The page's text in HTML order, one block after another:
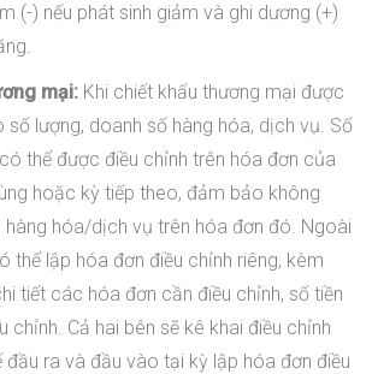
(-) nếu phát sinh giảm và ghi dương (+)
mại:Khi chiết khấu thương mại được
số lượng, doanh số hàng hóa, dịch vụ. Số
thể được điều chỉnh trên hóa đơn của
hoặc kỳ tiếp theo, đảm bảo không
hóa/dịch vụ trên hóa đơn đó. Ngoài
thể lập hóa đơn điều chỉnh riêng, kèm
tiết các hóa đơn cần điều chỉnh, số tiền
chỉnh. Cả hai bên sẽ kê khai điều chỉnh
đầu ra và đầu vào tại kỳ lập hóa đơn điều